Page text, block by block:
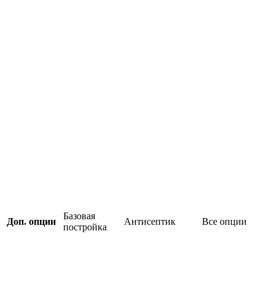
Доп. опции
Базовая
постройка
Антисептик Все опции